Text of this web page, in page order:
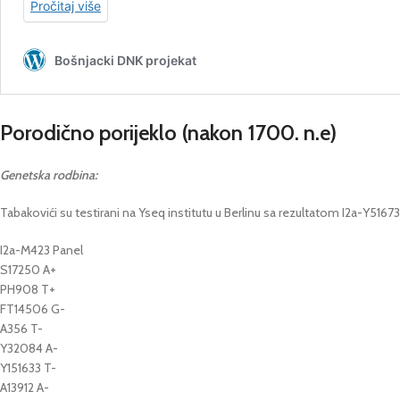
Porodično porijeklo (nakon 1700. n.e)
Genetska rodbina:
Tabakovići su testirani na Yseq institutu u Berlinu sa rezultatom I2a-
I2a-M423 Panel
S17250 A+
PH908 T+
FT14506 G-
A356 T-
Y32084 A-
Y151633 T-
A13912 A-